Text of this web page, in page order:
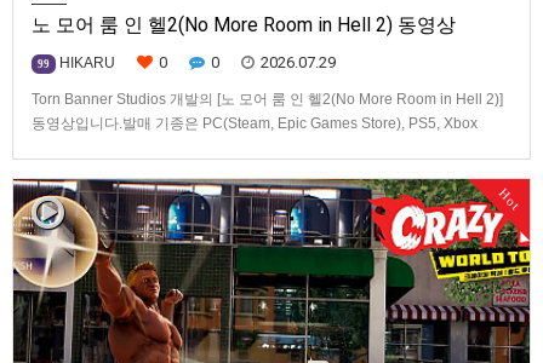
노 모어 룸 인 헬2(No More Room in Hell 2) 동영상
99 HIKARU 0 0 2026.07.29
Torn Banner Studios 개발의 [노 모어 룸 인 헬2(No More Room in Hell 2)]
동영상입니다.발매 기종은 PC(Steam, Epic Games Store), PS5, Xbox
Hot